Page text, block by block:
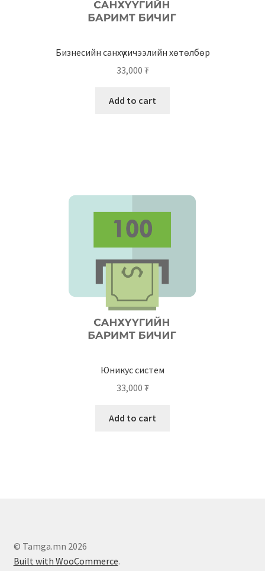
Бизнесийн санхүү хичээлийн хөтөлбөр
33,000 ₮
Add to cart
Юникус систем
33,000 ₮
Add to cart
© Tamga.mn 2026
Built with WooCommerce.